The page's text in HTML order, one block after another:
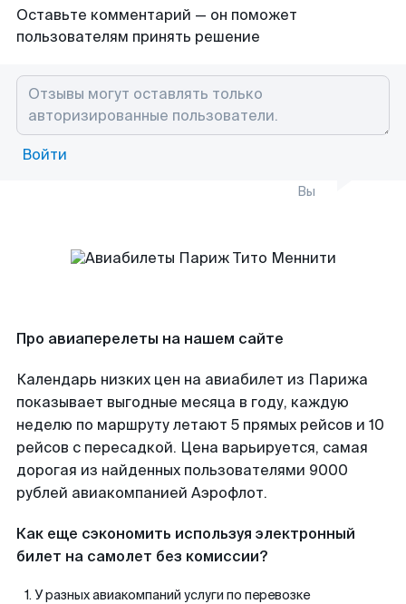
Оставьте комментарий — он поможет
пользователям принять решение
Войти
Вы
Про авиаперелеты на нашем сайте
Календарь низких цен на авиабилет из Парижа
показывает выгодные месяца в году, каждую
неделю по маршруту летают 5 прямых рейсов и 10
рейсов с пересадкой. Цена варьируется, самая
дорогая из найденных пользователями 9000
рублей авиакомпанией Аэрофлот.
Как еще сэкономить используя электронный
билет на самолет без комиссии?
У разных авиакомпаний услуги по перевозке